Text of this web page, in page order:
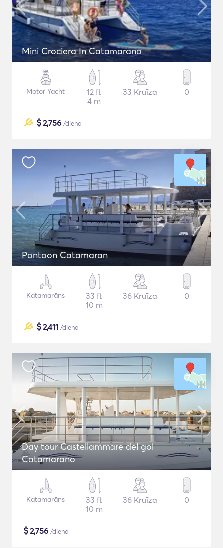
Mini Crociera In Catamarano
Motor Yacht
12 ft
4 m
33 Kruīza 0
$2,756 /diena
Pontoon Catamaran
Katamarāns
33 ft
10 m
36 Kruīza 0
$2,411 /diena
Day tour Castellammare del gol
Catamarano
Katamarāns
33 ft
10 m
36 Kruīza 0
$2,756 /diena